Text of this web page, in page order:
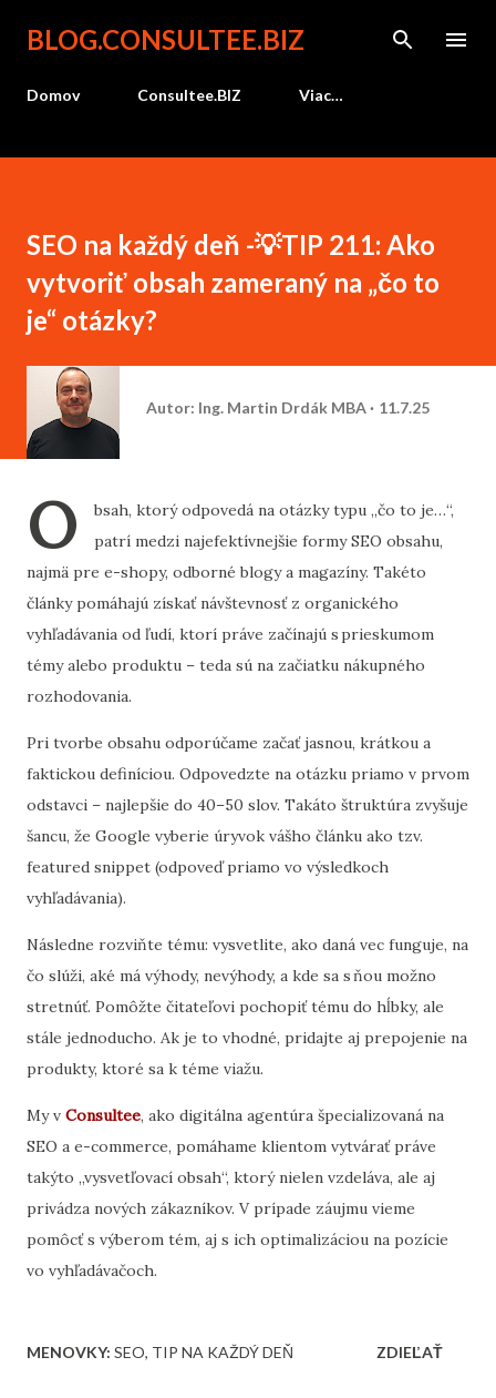
Preskočiť na hlavný obsah
BLOG.CONSULTEE.BIZ
Domov Consultee.BIZ Viac…
SEO na každý deň -💡TIP 211: Ako
vytvoriť obsah zameraný na „čo to
je“ otázky?
Autor: Ing. Martin Drdák MBA 11.7.25
O
bsah, ktorý odpovedá na otázky typu „čo to je…“,
patrí medzi najefektívnejšie formy SEO obsahu,
najmä pre e-shopy, odborné blogy a magazíny. Takéto
články pomáhajú získať návštevnosť z organického
vyhľadávania od ľudí, ktorí práve začínajú s prieskumom
témy alebo produktu – teda sú na začiatku nákupného
rozhodovania.
Pri tvorbe obsahu odporúčame začať jasnou, krátkou a
faktickou definíciou. Odpovedzte na otázku priamo v prvom
odstavci – najlepšie do 40–50 slov. Takáto štruktúra zvyšuje
šancu, že Google vyberie úryvok vášho článku ako tzv.
featured snippet (odpoveď priamo vo výsledkoch
vyhľadávania).
Následne rozviňte tému: vysvetlite, ako daná vec funguje, na
čo slúži, aké má výhody, nevýhody, a kde sa s ňou možno
stretnúť. Pomôžte čitateľovi pochopiť tému do hĺbky, ale
stále jednoducho. Ak je to vhodné, pridajte aj prepojenie na
produkty, ktoré sa k téme viažu.
My v Consultee, ako digitálna agentúra špecializovaná na
SEO a e-commerce, pomáhame klientom vytvárať práve
takýto „vysvetľovací obsah“, ktorý nielen vzdeláva, ale aj
privádza nových zákazníkov. V prípade záujmu vieme
pomôcť s výberom tém, aj s ich optimalizáciou na pozície
vo vyhľadávačoch.
MENOVKY: SEO TIP NA KAŽDÝ DEŇ ZDIEĽAŤ